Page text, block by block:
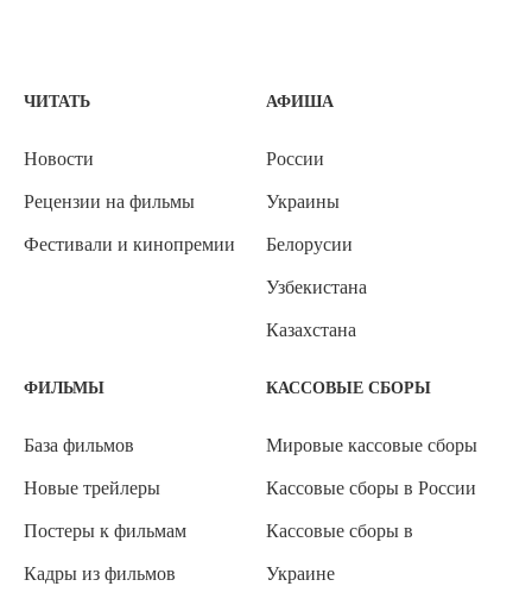
ЧИТАТЬ
Новости
Рецензии на фильмы
Фестивали и кинопремии
АФИША
России
Украины
Белорусии
Узбекистана
Казахстана
ФИЛЬМЫ
База фильмов
Новые трейлеры
Постеры к фильмам
Кадры из фильмов
КАССОВЫЕ СБОРЫ
Мировые кассовые сборы
Кассовые сборы в России
Кассовые сборы в
Украине